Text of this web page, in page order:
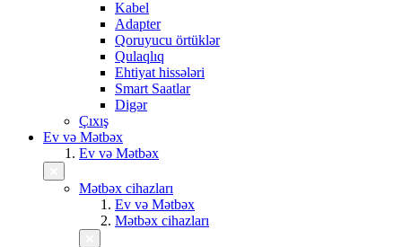
Kabel
Adapter
Qoruyucu örtüklər
Qulaqlıq
Ehtiyat hissələri
Smart Saatlar
Digər
Çıxış
Ev və Mətbəx
Ev və Mətbəx
Mətbəx cihazları
Ev və Mətbəx
Mətbəx cihazları